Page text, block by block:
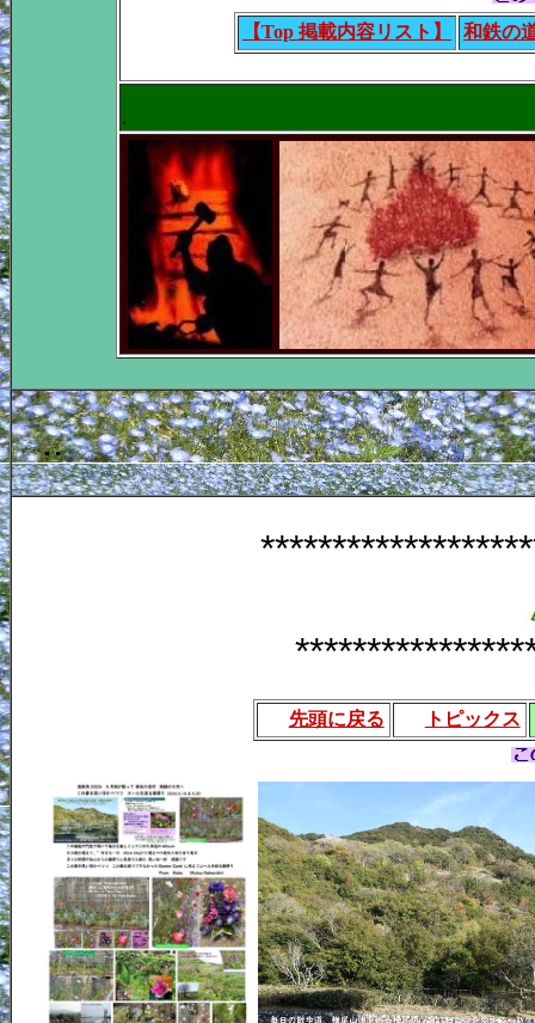
【Top 掲載内容リスト】 和鉄の
.
..
先頭に戻る トピックス